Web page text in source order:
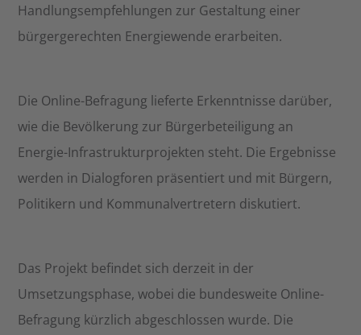
Handlungsempfehlungen zur Gestaltung einer
bürgergerechten Energiewende erarbeiten.
Die Online-Befragung lieferte Erkenntnisse darüber,
wie die Bevölkerung zur Bürgerbeteiligung an
Energie-Infrastrukturprojekten steht. Die Ergebnisse
werden in Dialogforen präsentiert und mit Bürgern,
Politikern und Kommunalvertretern diskutiert.
Das Projekt befindet sich derzeit in der
Umsetzungsphase, wobei die bundesweite Online-
Befragung kürzlich abgeschlossen wurde. Die